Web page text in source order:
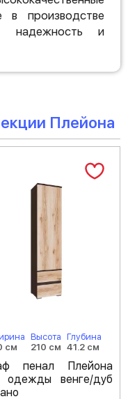
в производстве
надежность и
Плейона
см
Высота
210 см
Глубина
41.2 см
пенал Плейона
одежды венге/дуб